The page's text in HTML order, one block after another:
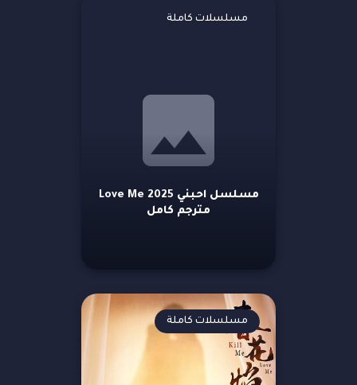
مسلسل احبني 2025 Love Me
مترجم كامل
مسلسلات كاملة
مسلسلات كاملة